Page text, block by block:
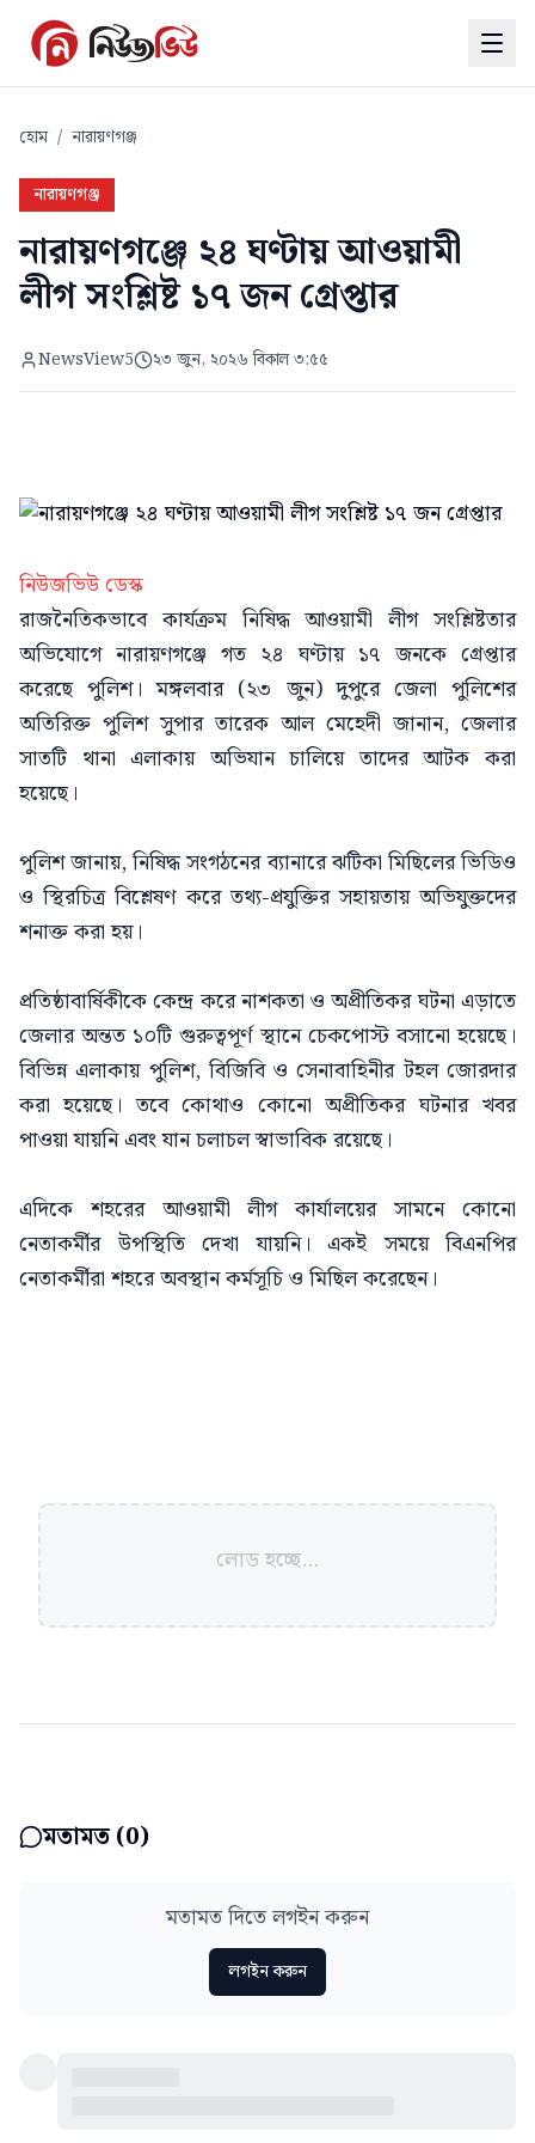
হোম / নারায়ণগঞ্জ
নারায়ণগঞ্জ
নারায়ণগঞ্জে ২৪ ঘণ্টায় আওয়ামী
লীগ সংশ্লিষ্ট ১৭ জন গ্রেপ্তার
NewsView5 ২৩ জুন, ২০২৬ বিকাল ৩:৫৫
নিউজভিউ ডেস্ক
রাজনৈতিকভাবে কার্যক্রম নিষিদ্ধ আওয়ামী লীগ সংশ্লিষ্টতার
অভিযোগে নারায়ণগঞ্জে গত ২৪ ঘণ্টায় ১৭ জনকে গ্রেপ্তার
করেছে পুলিশ। মঙ্গলবার (২৩ জুন) দুপুরে জেলা পুলিশের
অতিরিক্ত পুলিশ সুপার তারেক আল মেহেদী জানান, জেলার
সাতটি থানা এলাকায় অভিযান চালিয়ে তাদের আটক করা
হয়েছে।
পুলিশ জানায়, নিষিদ্ধ সংগঠনের ব্যানারে ঝটিকা মিছিলের ভিডিও
ও স্থিরচিত্র বিশ্লেষণ করে তথ্য-প্রযুক্তির সহায়তায় অভিযুক্তদের
শনাক্ত করা হয়।
প্রতিষ্ঠাবার্ষিকীকে কেন্দ্র করে নাশকতা ও অপ্রীতিকর ঘটনা এড়াতে
জেলার অন্তত ১০টি গুরুত্বপূর্ণ স্থানে চেকপোস্ট বসানো হয়েছে।
বিভিন্ন এলাকায় পুলিশ, বিজিবি ও সেনাবাহিনীর টহল জোরদার
করা হয়েছে। তবে কোথাও কোনো অপ্রীতিকর ঘটনার খবর
পাওয়া যায়নি এবং যান চলাচল স্বাভাবিক রয়েছে।
এদিকে শহরের আওয়ামী লীগ কার্যালয়ের সামনে কোনো
নেতাকর্মীর উপস্থিতি দেখা যায়নি। একই সময়ে বিএনপির
নেতাকর্মীরা শহরে অবস্থান কর্মসূচি ও মিছিল করেছেন।
লোড হচ্ছে...
মতামত (0)
মতামত দিতে লগইন করুন
লগইন করুন